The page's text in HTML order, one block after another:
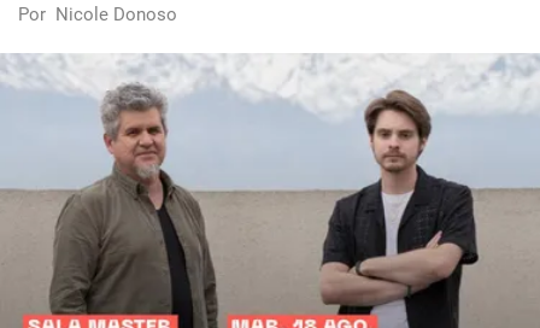
Por Nicole Donoso